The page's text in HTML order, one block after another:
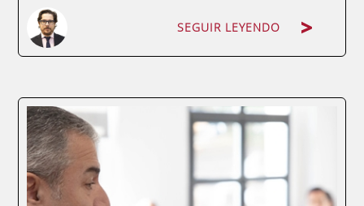
SEGUIR LEYENDO
La gestión financiera en la empresa es uno
de los pilares para garantizar la La
planificación estratégica desempeña un
papel crucial en la gestión empresarial,
siendo un proceso esencial para los